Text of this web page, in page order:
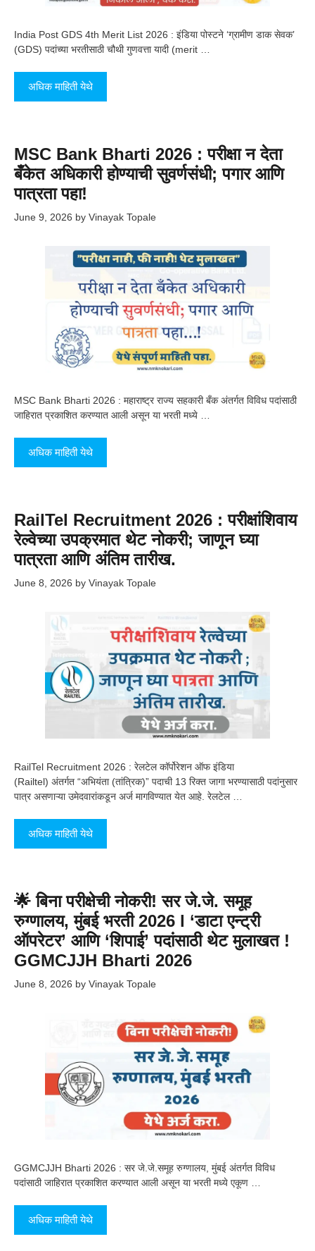
India Post GDS 4th Merit List 2026 : इंडिया पोस्टने ‘ग्रामीण डाक सेवक’
(GDS) पदांच्या भरतीसाठी चौथी गुणवत्ता यादी (merit …
अधिक माहिती येथे
MSC Bank Bharti 2026 : परीक्षा न देता
बँकेत अधिकारी होण्याची सुवर्णसंधी; पगार आणि
पात्रता पहा!
June 9, 2026 by Vinayak Topale
MSC Bank Bharti 2026 : महाराष्ट्र राज्य सहकारी बँक अंतर्गत विविध पदांसाठी
जाहिरात प्रकाशित करण्यात आली असून या भरती मध्ये …
अधिक माहिती येथे
RailTel Recruitment 2026 : परीक्षांशिवाय
रेल्वेच्या उपक्रमात थेट नोकरी; जाणून घ्या
पात्रता आणि अंतिम तारीख.
June 8, 2026 by Vinayak Topale
RailTel Recruitment 2026 : रेलटेल कॉर्पोरेशन ऑफ इंडिया
(Railtel) अंतर्गत “अभियंता (तांत्रिक)” पदाची 13 रिक्त जागा भरण्यासाठी पदांनुसार
पात्र असणाऱ्या उमेदवारांकडून अर्ज मागविण्यात येत आहे. रेलटेल …
अधिक माहिती येथे
🌟 बिना परीक्षेची नोकरी! सर जे.जे. समूह
रुग्णालय, मुंबई भरती 2026 l ‘डाटा एन्ट्री
ऑपरेटर’ आणि ‘शिपाई’ पदांसाठी थेट मुलाखत !
GGMCJJH Bharti 2026
June 8, 2026 by Vinayak Topale
GGMCJJH Bharti 2026 : सर जे.जे.समूह रुग्णालय, मुंबई अंतर्गत विविध
पदांसाठी जाहिरात प्रकाशित करण्यात आली असून या भरती मध्ये एकूण …
अधिक माहिती येथे